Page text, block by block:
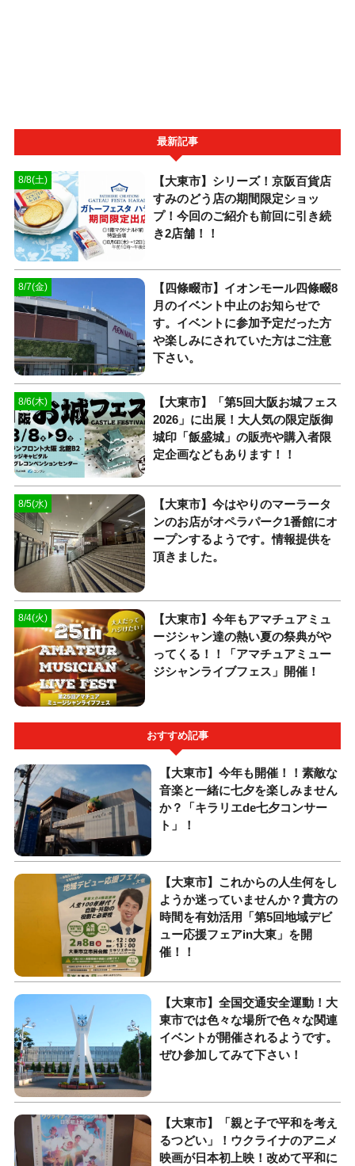
最新記事
8/8(土)
【大東市】シリーズ！京阪百貨店
すみのどう店の期間限定ショッ
プ！今回のご紹介も前回に引き続
き2店舗！！
8/7(金)
【四條畷市】イオンモール四條畷8
月のイベント中止のお知らせで
す。イベントに参加予定だった方
や楽しみにされていた方はご注意
下さい。
8/6(木)
【大東市】「第5回大阪お城フェス
2026」に出展！大人気の限定版御
城印「飯盛城」の販売や購入者限
定企画などもあります！！
8/5(水)
【大東市】今はやりのマーラータ
ンのお店がオペラパーク1番館にオ
ープンするようです。情報提供を
頂きました。
8/4(火)
【大東市】今年もアマチュアミュ
ージシャン達の熱い夏の祭典がや
ってくる！！「アマチュアミュー
ジシャンライブフェス」開催！
おすすめ記事
【大東市】今年も開催！！素敵な
音楽と一緒に七夕を楽しみません
か？「キラリエde七夕コンサー
ト」！
【大東市】これからの人生何をし
ようか迷っていませんか？貴方の
時間を有効活用「第5回地域デビ
ュー応援フェアin大東」を開
催！！
【大東市】全国交通安全運動！大
東市では色々な場所で色々な関連
イベントが開催されるようです。
ぜひ参加してみて下さい！
【大東市】「親と子で平和を考え
るつどい」！ウクライナのアニメ
映画が日本初上映！改めて平和に